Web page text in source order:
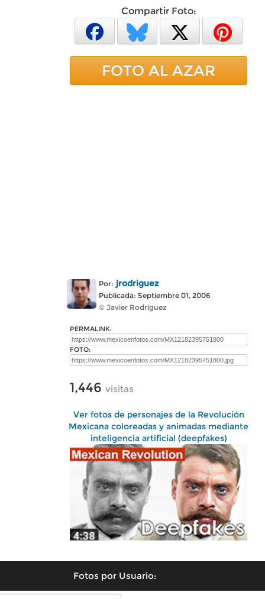
Compartir Foto:
FOTO AL AZAR
Por: jrodriguez
Publicada: Septiembre 01, 2006
© Javier Rodríguez
PERMALINK:
FOTO:
1,446 visitas
Ver fotos de personajes de la Revolución
Mexicana coloreadas y animadas mediante
inteligencia artificial (deepfakes)
Fotos por Usuario: